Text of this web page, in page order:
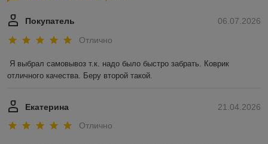
06.07.2026
Покупатель
Отлично
Я выбрал самовывоз т.к. надо было быстро забрать. Коврик
отличного качества. Беру второй такой.
21.04.2026
Екатерина
Отлично